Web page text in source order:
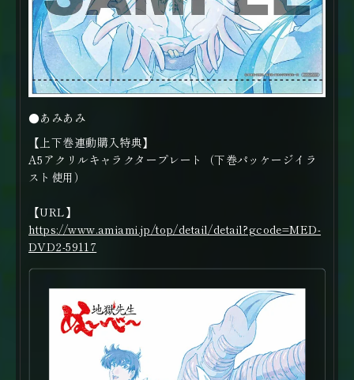
●あみあみ
【上下巻連動購入特典】
A5アクリルキャラクタープレート（下巻パッケージイラ
スト使用）
【URL】
https://www.amiami.jp/top/detail/detail?gcode=MED-
DVD2-59117